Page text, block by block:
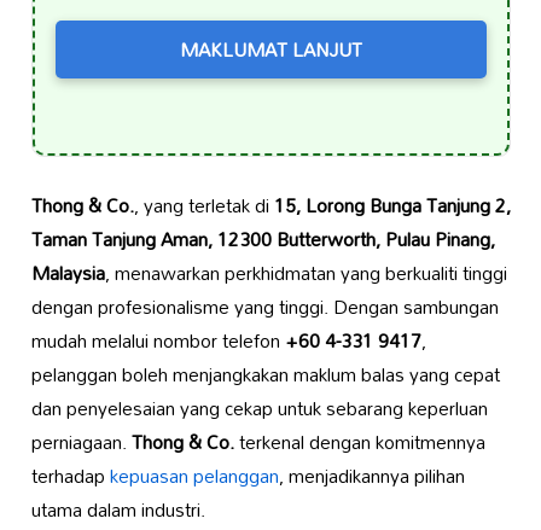
MAKLUMAT LANJUT
Thong & Co., yang terletak di15, Lorong Bunga Tanjung 2,
Taman Tanjung Aman, 12300 Butterworth, Pulau Pinang,
Malaysia, menawarkan perkhidmatan yang berkualiti tinggi
dengan profesionalisme yang tinggi. Dengan sambungan
mudah melalui nombor telefon+60 4-331 9417,
pelanggan boleh menjangkakan maklum balas yang cepat
dan penyelesaian yang cekap untuk sebarang keperluan
perniagaan.Thong & Co.terkenal dengan komitmennya
terhadapkepuasan pelanggan, menjadikannya pilihan
utama dalam industri.